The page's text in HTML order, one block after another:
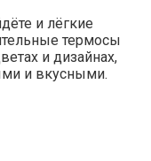
и лёгкие
термосы
и дизайнах,
и вкусными.